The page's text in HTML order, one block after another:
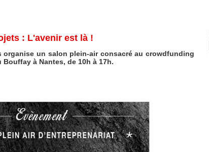
: L'avenir est là !
organise un salon plein-air consacré au crowdfunding
à Nantes, de 10h à 17h.